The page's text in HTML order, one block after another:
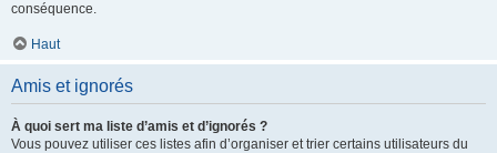
conséquence.
Haut
Amis et ignorés
À quoi sert ma liste d’amis et d’ignorés ?
Vous pouvez utiliser ces listes afin d’organiser et trier certains utilisateurs du